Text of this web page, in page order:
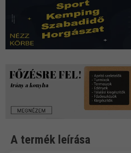
A termék leírása